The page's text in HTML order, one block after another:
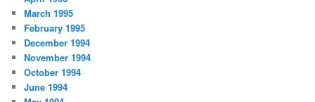
March 1995
February 1995
December 1994
November 1994
October 1994
June 1994